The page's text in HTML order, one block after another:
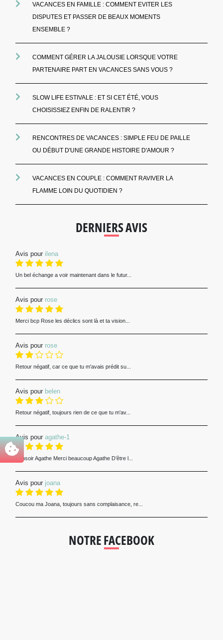
VACANCES EN FAMILLE : COMMENT EVITER LES
DISPUTES ET PASSER DE BEAUX MOMENTS
ENSEMBLE ?
COMMENT GÉRER LA JALOUSIE LORSQUE VOTRE
PARTENAIRE PART EN VACANCES SANS VOUS ?
SLOW LIFE ESTIVALE : ET SI CET ÉTÉ, VOUS
CHOISISSIEZ ENFIN DE RALENTIR ?
RENCONTRES DE VACANCES : SIMPLE FEU DE PAILLE
OU DÉBUT D'UNE GRANDE HISTOIRE D'AMOUR ?
VACANCES EN COUPLE : COMMENT RAVIVER LA
FLAMME LOIN DU QUOTIDIEN ?
DERNIERS AVIS
Avis pour ilena
Un bel échange a voir maintenant dans le futur...
Avis pour rose
Merci bcp Rose les déclics sont là et ta vision...
Avis pour rose
Retour négatif, car ce que tu m'avais prédit su...
Avis pour belen
Retour négatif, toujours rien de ce que tu m'av...
Avis pour agathe-1
Bonsoir Agathe Merci beaucoup Agathe D’être l...
Avis pour joana
Coucou ma Joana, toujours sans complaisance, re...
NOTRE FACEBOOK